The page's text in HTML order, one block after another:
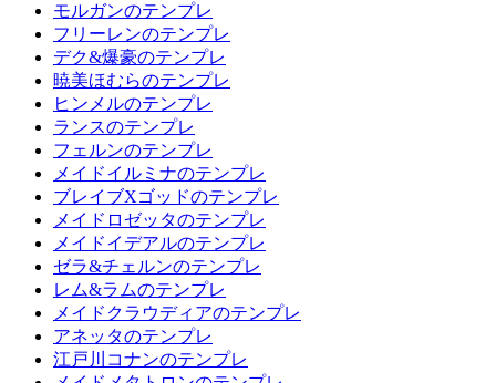
モルガンのテンプレ
フリーレンのテンプレ
デク&爆豪のテンプレ
暁美ほむらのテンプレ
ヒンメルのテンプレ
ランスのテンプレ
フェルンのテンプレ
メイドイルミナのテンプレ
ブレイブXゴッドのテンプレ
メイドロゼッタのテンプレ
メイドイデアルのテンプレ
ゼラ&チェルンのテンプレ
レム&ラムのテンプレ
メイドクラウディアのテンプレ
アネッタのテンプレ
江戸川コナンのテンプレ